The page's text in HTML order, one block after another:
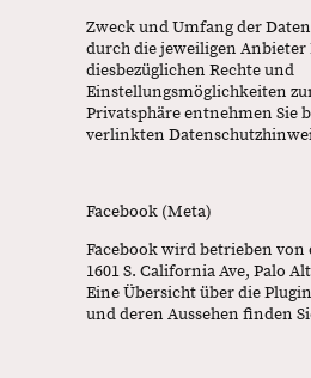
Zweck und Umfang der
durch die jeweiligen Anbieter
diesbezüglichen Rechte und
Einstellungsmöglichkeiten
Privatsphäre entnehmen Sie
verlinkten
Facebook (Meta)
Facebook wird betrieben von
1601 S. California Ave, Palo
Eine Übersicht über die
und deren Aussehen finden